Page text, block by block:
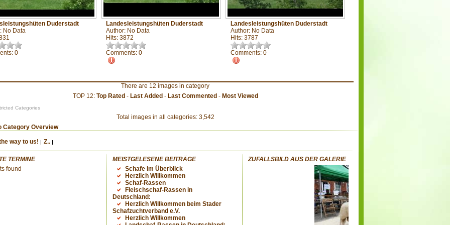
Duderstadt
No Data
0
Landesleistungshüten Duderstadt
Author: No Data
Hits: 3872
Comments: 0
Landesleistungshüten Duderstadt
Author: No Data
Hits: 3787
Comments: 0
There are 12 images in category
TOP 12: Top Rated - Last Added - Last Commented - Most Viewed
Categories
Total images in all categories: 3,542
Category Overview
way to us! Z..
TERMINE
found
MEISTGELESENE BEITRÄGE
Schafe im Überblick
Herzlich Willkommen
Schaf-Rassen
Fleischschaf-Rassen in
Deutschland:
Herzlich Willkommen beim Stader
Schafzuchtverband e.V.
Herzlich Willkommen
ZUFALLSBILD AUS DER GALERIE